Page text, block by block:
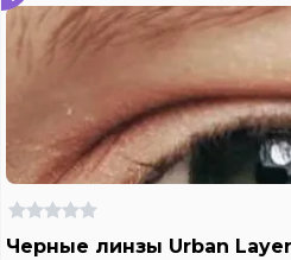
Черные линзы Urban